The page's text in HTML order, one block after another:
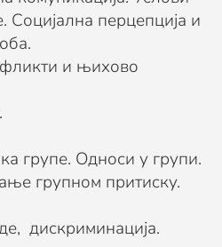
Социјална перцепција и
и њихово
групе. Односи у групи.
групном притиску.
дискриминација.